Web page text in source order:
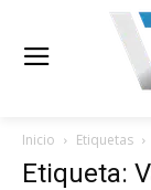
Inicio Etiquetas
Etiqueta: